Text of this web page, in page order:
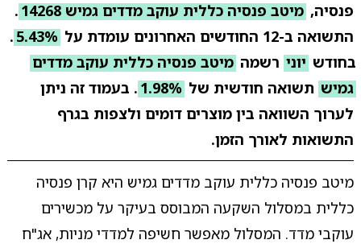
פנסיה, מיטב פנסיה כללית עוקב מדדים גמיש 14268
.
התשואה ב-12 החודשים האחרונים עומדת על
5.43%
.
בחודש יוני רשמה מיטב פנסיה כללית עוקב מדדים
גמיש תשואה חודשית של 1.98% . בעמוד זה ניתן
לערוך השוואה בין מוצרים דומים ולצפות בגרף
התשואות לאורך הזמן.
מיטב פנסיה כללית עוקב מדדים גמיש היא קרן פנסיה
כללית במסלול השקעה המבוסס בעיקר על מכשירים
עוקבי מדד. המסלול מאפשר חשיפה למדדי מניות, אג"ח